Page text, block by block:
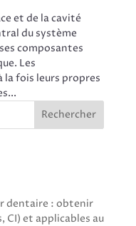
et de la cavité
du système
composantes
Les
fois leurs propres
Rechercher
dentaire : obtenir
CI) et applicables au